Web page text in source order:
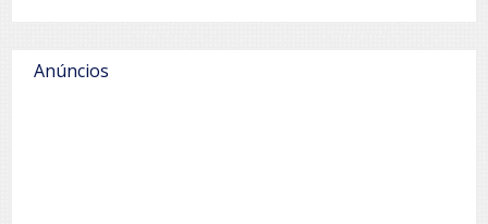
Anúncios